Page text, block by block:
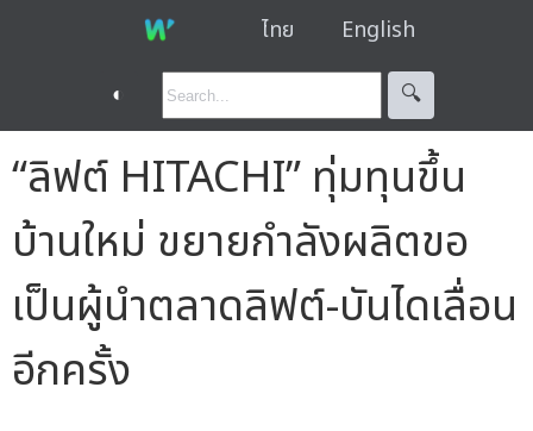
ไทย English
◐ 🔍︎
“ลิฟต์ HITACHI” ทุ่มทุนขึ้น
บ้านใหม่ ขยายกำลังผลิตขอ
เป็นผู้นำตลาดลิฟต์-บันไดเลื่อน
อีกครั้ง